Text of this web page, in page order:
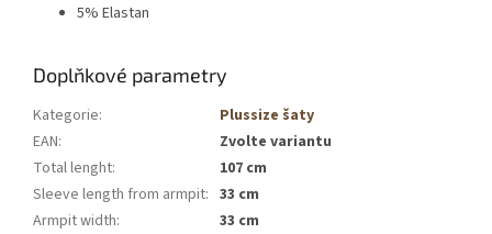
5% Elastan
Doplňkové parametry
Kategorie:
Plussize šaty
EAN:
Zvolte variantu
Total lenght:
107 cm
Sleeve length from armpit: 33 cm
Armpit width:
33 cm